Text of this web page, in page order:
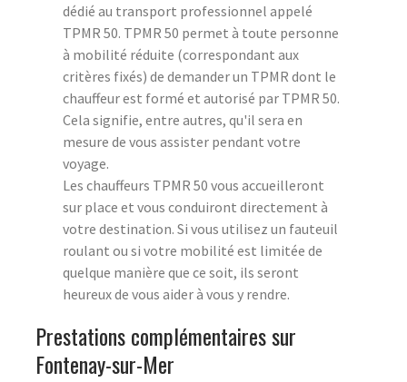
dédié au transport professionnel appelé
TPMR 50. TPMR 50 permet à toute personne
à mobilité réduite (correspondant aux
critères fixés) de demander un TPMR dont le
chauffeur est formé et autorisé par TPMR 50.
Cela signifie, entre autres, qu'il sera en
mesure de vous assister pendant votre
voyage.
Les chauffeurs TPMR 50 vous accueilleront
sur place et vous conduiront directement à
votre destination. Si vous utilisez un fauteuil
roulant ou si votre mobilité est limitée de
quelque manière que ce soit, ils seront
heureux de vous aider à vous y rendre.
Prestations complémentaires sur
Fontenay-sur-Mer